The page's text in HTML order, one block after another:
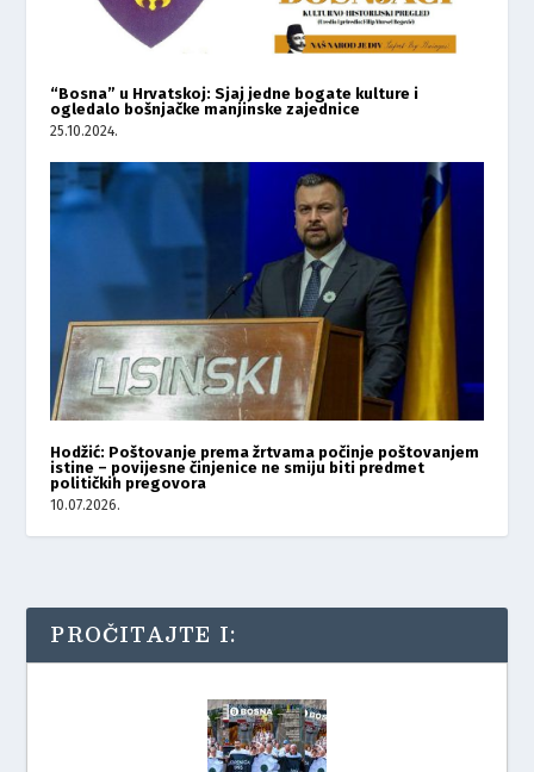
“Bosna” u Hrvatskoj: Sjaj jedne bogate kulture i
ogledalo bošnjačke manjinske zajednice
25.10.2024.
Hodžić: Poštovanje prema žrtvama počinje poštovanjem
istine – povijesne činjenice ne smiju biti predmet
političkih pregovora
10.07.2026.
PROČITAJTE I: